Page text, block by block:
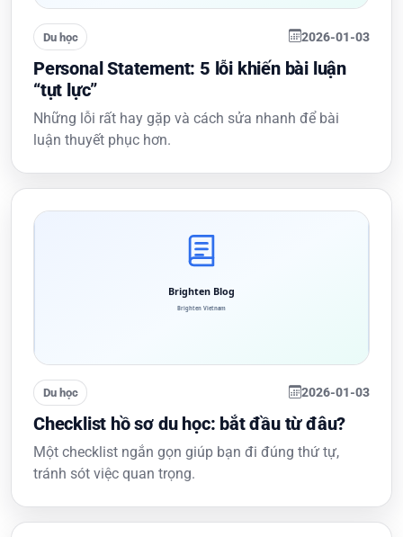
Du học 2026-01-03
Personal Statement: 5 lỗi khiến bài luận
“tụt lực”
Những lỗi rất hay gặp và cách sửa nhanh để bài
luận thuyết phục hơn.
Du học 2026-01-03
Checklist hồ sơ du học: bắt đầu từ đâu?
Một checklist ngắn gọn giúp bạn đi đúng thứ tự,
tránh sót việc quan trọng.